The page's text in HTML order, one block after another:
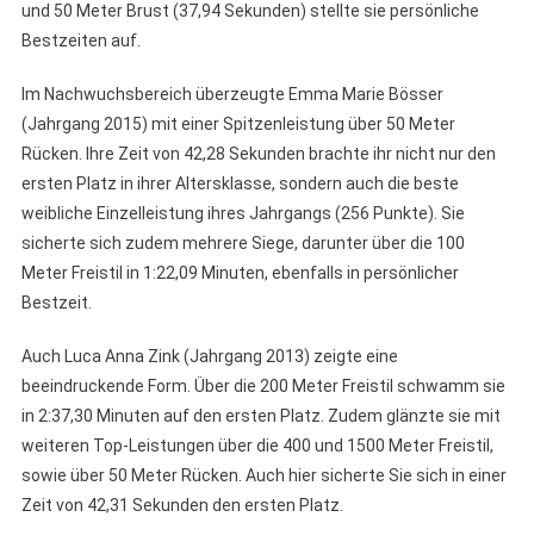
und 50 Meter Brust (37,94 Sekunden) stellte sie persönliche
Bestzeiten auf.
Im Nachwuchsbereich überzeugte Emma Marie Bösser
(Jahrgang 2015) mit einer Spitzenleistung über 50 Meter
Rücken. Ihre Zeit von 42,28 Sekunden brachte ihr nicht nur den
ersten Platz in ihrer Altersklasse, sondern auch die beste
weibliche Einzelleistung ihres Jahrgangs (256 Punkte). Sie
sicherte sich zudem mehrere Siege, darunter über die 100
Meter Freistil in 1:22,09 Minuten, ebenfalls in persönlicher
Bestzeit.
Auch Luca Anna Zink (Jahrgang 2013) zeigte eine
beeindruckende Form. Über die 200 Meter Freistil schwamm sie
in 2:37,30 Minuten auf den ersten Platz. Zudem glänzte sie mit
weiteren Top-Leistungen über die 400 und 1500 Meter Freistil,
sowie über 50 Meter Rücken. Auch hier sicherte Sie sich in einer
Zeit von 42,31 Sekunden den ersten Platz.